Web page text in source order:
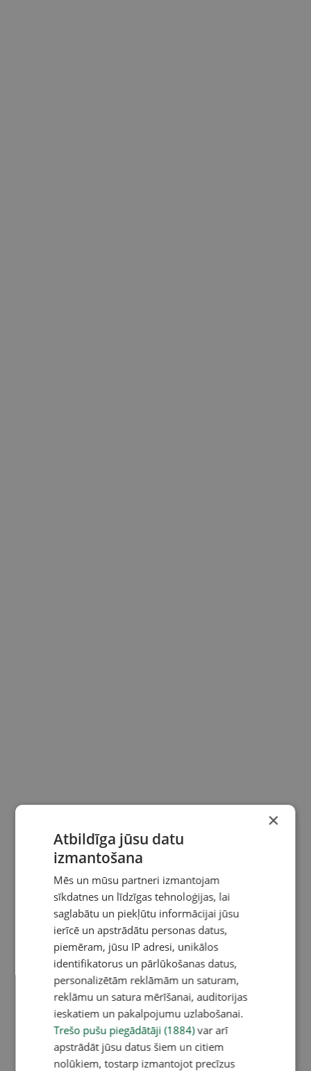
×
Atbildīga jūsu datu
izmantošana
Mēs un mūsu partneri izmantojam
sīkdatnes un līdzīgas tehnoloģijas, lai
saglabātu un piekļūtu informācijai jūsu
ierīcē un apstrādātu personas datus,
piemēram, jūsu IP adresi, unikālos
identifikatorus un pārlūkošanas datus,
personalizētām reklāmām un saturam,
reklāmu un satura mērīšanai, auditorijas
ieskatiem un pakalpojumu uzlabošanai.
Trešo pušu piegādātāji (1884)var arī
apstrādāt jūsu datus šiem un citiem
nolūkiem, tostarp izmantojot precīzus